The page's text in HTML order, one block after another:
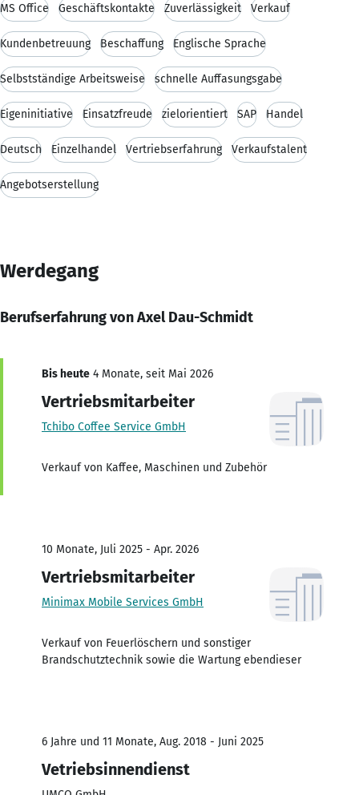
MS Office Geschäftskontakte Zuverlässigkeit Verkauf
Kundenbetreuung Beschaffung Englische Sprache
Selbstständige Arbeitsweise schnelle Auffasungsgabe
Eigeninitiative Einsatzfreude zielorientiert SAP Handel
Deutsch Einzelhandel Vertriebserfahrung Verkaufstalent
Angebotserstellung
Werdegang
Berufserfahrung von Axel Dau-Schmidt
Bis heute 4 Monate, seit Mai 2026
Vertriebsmitarbeiter
Tchibo Coffee Service GmbH
Verkauf von Kaffee, Maschinen und Zubehör
10 Monate, Juli 2025 - Apr. 2026
Vertriebsmitarbeiter
Minimax Mobile Services GmbH
Verkauf von Feuerlöschern und sonstiger
Brandschutztechnik sowie die Wartung ebendieser
6 Jahre und 11 Monate, Aug. 2018 - Juni 2025
Vetriebsinnendienst